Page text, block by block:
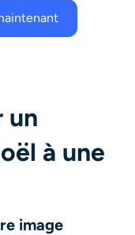
un
à une
image